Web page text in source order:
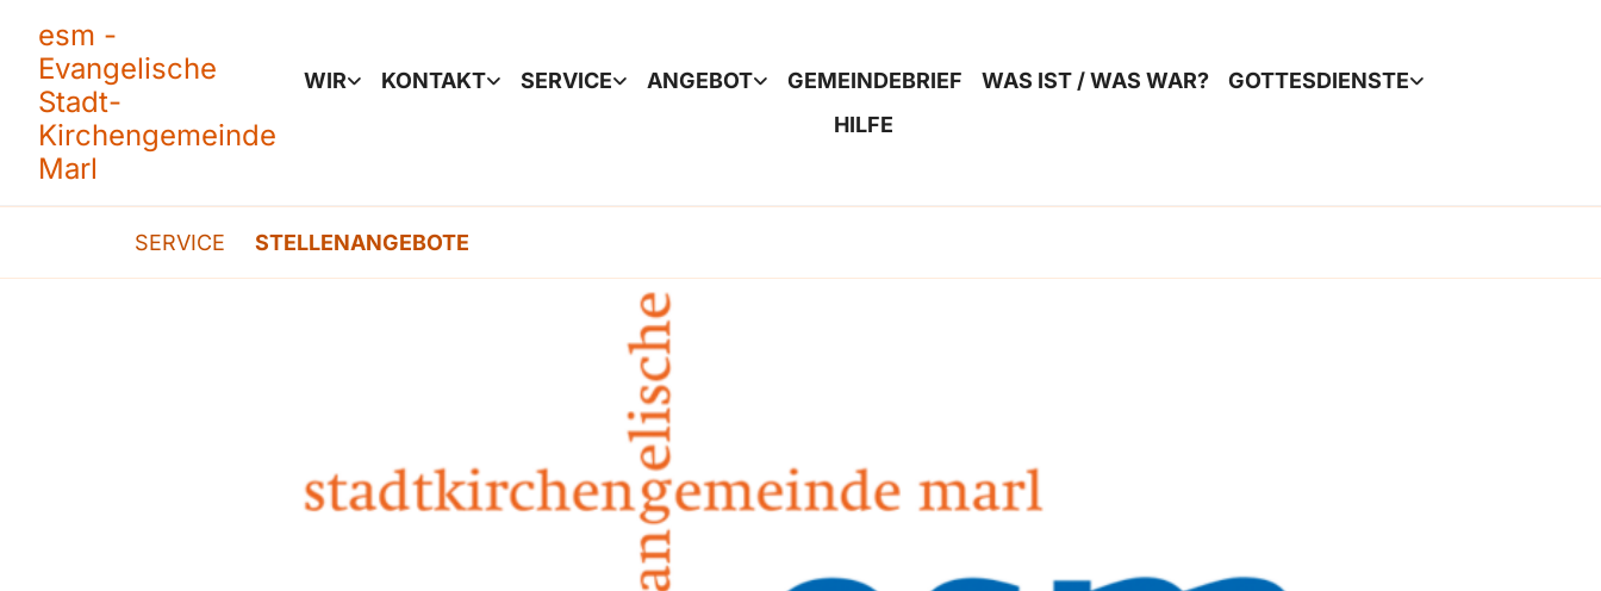
esm -
Evangelische
Stadt-
Kirchengemeinde
Marl
WIR KONTAKT SERVICE ANGEBOT GEMEINDEBRIEF WAS IST / WAS WAR?
GOTTESDIENSTE
HILFE
SERVICE STELLENANGEBOTE